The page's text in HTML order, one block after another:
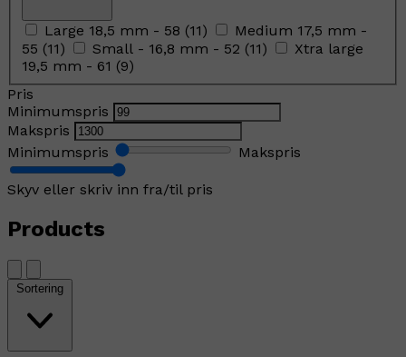
Large 18,5 mm - 58 (11)
Medium 17,5 mm -
55 (11) Small - 16,8 mm - 52 (11)
Xtra large
19,5 mm - 61 (9)
Pris
Minimumspris
Makspris
Minimumspris
Makspris
Skyv eller skriv inn fra/til pris
Products
Sortering